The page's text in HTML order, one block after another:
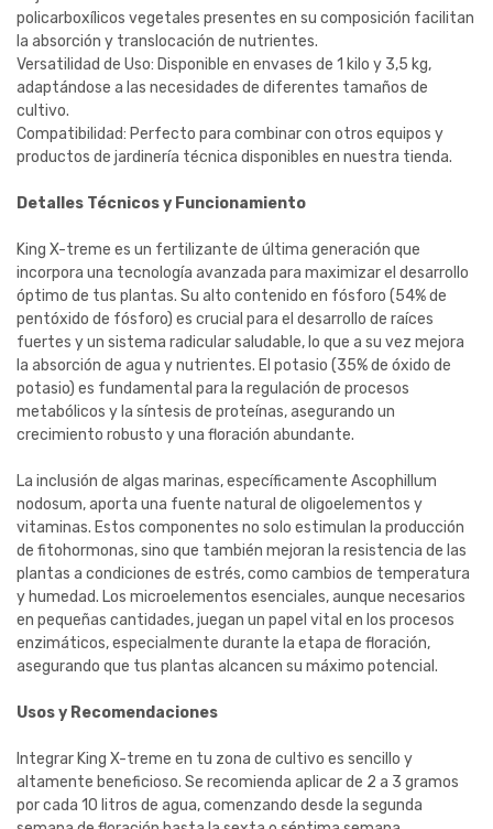
policarboxílicos vegetales presentes en su composición facilitan
la absorción y translocación de nutrientes.
Versatilidad de Uso: Disponible en envases de 1 kilo y 3,5 kg,
adaptándose a las necesidades de diferentes tamaños de
cultivo.
Compatibilidad: Perfecto para combinar con otros equipos y
productos de jardinería técnica disponibles en nuestra tienda.
Detalles Técnicos y Funcionamiento
King X-treme es un fertilizante de última generación que
incorpora una tecnología avanzada para maximizar el desarrollo
óptimo de tus plantas. Su alto contenido en fósforo (54% de
pentóxido de fósforo) es crucial para el desarrollo de raíces
fuertes y un sistema radicular saludable, lo que a su vez mejora
la absorción de agua y nutrientes. El potasio (35% de óxido de
potasio) es fundamental para la regulación de procesos
metabólicos y la síntesis de proteínas, asegurando un
crecimiento robusto y una floración abundante.
La inclusión de algas marinas, específicamente Ascophillum
nodosum, aporta una fuente natural de oligoelementos y
vitaminas. Estos componentes no solo estimulan la producción
de fitohormonas, sino que también mejoran la resistencia de las
plantas a condiciones de estrés, como cambios de temperatura
y humedad. Los microelementos esenciales, aunque necesarios
en pequeñas cantidades, juegan un papel vital en los procesos
enzimáticos, especialmente durante la etapa de floración,
asegurando que tus plantas alcancen su máximo potencial.
Usos y Recomendaciones
Integrar King X-treme en tu zona de cultivo es sencillo y
altamente beneficioso. Se recomienda aplicar de 2 a 3 gramos
por cada 10 litros de agua, comenzando desde la segunda